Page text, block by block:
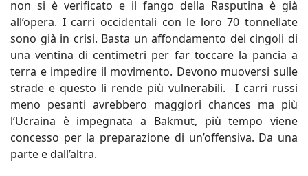
non si è verificato e il fango della Rasputina è già
all’opera. I carri occidentali con le loro 70 tonnellate
sono già in crisi. Basta un affondamento dei cingoli di
una ventina di centimetri per far toccare la pancia a
terra e impedire il movimento. Devono muoversi sulle
strade e questo li rende più vulnerabili. I carri russi
meno pesanti avrebbero maggiori chances ma più
l’Ucraina è impegnata a Bakmut, più tempo viene
concesso per la preparazione di un’offensiva. Da una
parte e dall’altra.